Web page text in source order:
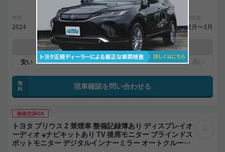
年式
2024
走行距離
2.3万km
車検
27年3月
出品地域
神奈川県
納期の目安
来年2月〜3月
中古車販売店の価格との比較
平均相場
無
料
現車確認を問い合わせる
価格交渉OK
トヨタ プリウス Z 禁煙車 整備記録簿あり ディスプレイオ
ーディオ ※ナビキットあり TV 後席モニター ブラインドス
ポットモニター デジタルインナーミラー オートクルーズ